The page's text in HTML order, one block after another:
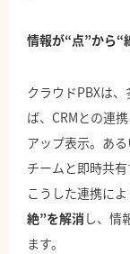
情報が“点”から“
クラウドPBXは
ば、CRMとの連
アップ表示。あ
チームと即時共有
こうした連携によ
絶”を解消 し、情
ます。